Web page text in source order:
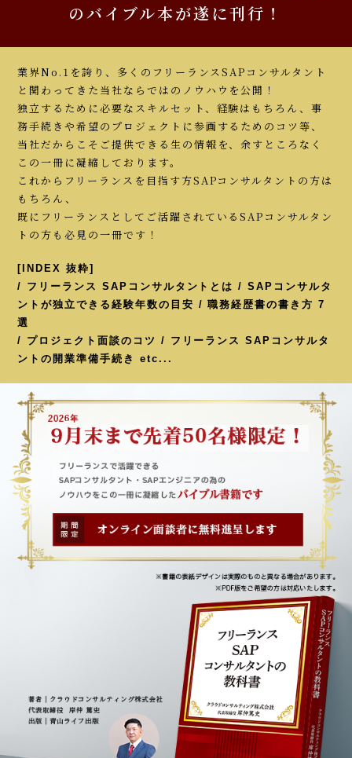
のバイブル本が遂に刊行！
業界No.1を誇り、多くのフリーランスSAPコンサルタント
と関わってきた当社ならではのノウハウを公開！
独立するために必要なスキルセット、経験はもちろん、事
務手続きや希望のプロジェクトに参画するためのコツ等、
当社だからこそご提供できる生の情報を、余すところなく
この一冊に凝縮しております。
これからフリーランスを目指す方SAPコンサルタントの方は
もちろん、
既にフリーランスとしてご活躍されているSAPコンサルタン
トの方も必見の一冊です！
[INDEX 抜粋]
/ フリーランス SAPコンサルタントとは / SAPコンサルタ
ントが独立できる経験年数の目安 / 職務経歴書の書き方 7
選
/ プロジェクト面談のコツ / フリーランス SAPコンサルタ
ントの開業準備手続き etc...